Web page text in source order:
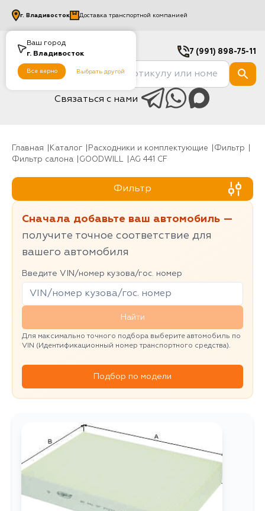
Ваш город
г. Владивосток
Все верно Выбрать другой
г. Владивосток Доставка транспортной компанией
7 (991) 898-75-11
Связаться с нами
Главная Каталог Расходники и комплектующие
фильтр
Фильтр салона
GOODWILL AG 441 CF
Фильтр
Сначала добавьте ваш автомобиль —
получите точное соответствие для
вашего автомобиля
Введите VIN/номер кузова/гос. номер
Найти
Для максимально точного подбора выберите автомобиль по
VIN (Идентификационный номер транспортного средства).
Подбор по модели